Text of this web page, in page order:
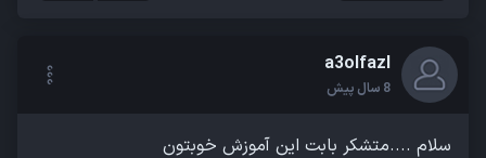
a3olfazl
8 سال پیش